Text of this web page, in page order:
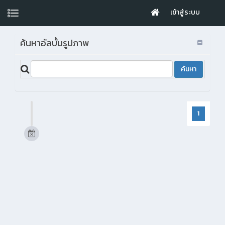
เข้าสู่ระบบ
ค้นหาอัลบั้มรูปภาพ
1